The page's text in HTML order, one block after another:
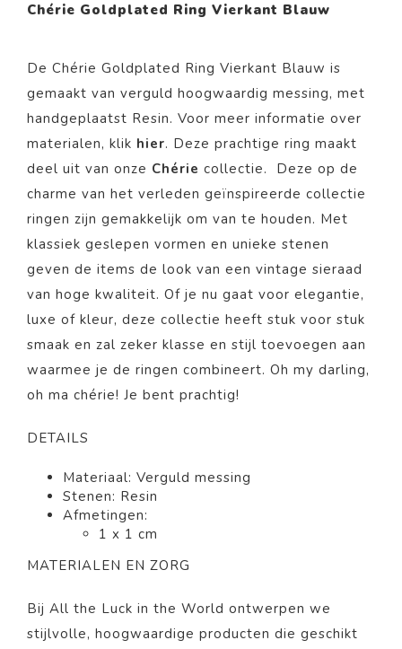
Chérie Goldplated Ring Vierkant Blauw
De Chérie Goldplated Ring Vierkant Blauw is
gemaakt van verguld hoogwaardig messing, met
handgeplaatst Resin. Voor meer informatie over
materialen, klik hier. Deze prachtige ring maakt
deel uit van onze Chérie collectie.
Deze op de
charme van het verleden geïnspireerde collectie
ringen zijn gemakkelijk om van te houden. Met
klassiek geslepen vormen en unieke stenen
geven de items de look van een vintage sieraad
van hoge kwaliteit. Of je nu gaat voor elegantie,
luxe of kleur, deze collectie heeft stuk voor stuk
smaak en zal zeker klasse en stijl toevoegen aan
waarmee je de ringen combineert. Oh my darling,
oh ma chérie! Je bent prachtig!
DETAILS
Materiaal: Verguld messing
Stenen: Resin
Afmetingen:
1 x 1 cm
MATERIALEN EN ZORG
Bij All the Luck in the World ontwerpen we
stijlvolle, hoogwaardige producten die geschikt